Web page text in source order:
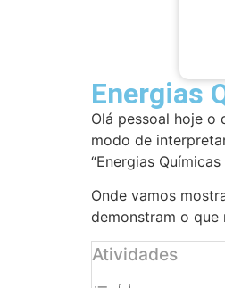
Energias
Olá pessoal hoje
modo de
“Energias
Onde vamos
demonstram o que
Atividades